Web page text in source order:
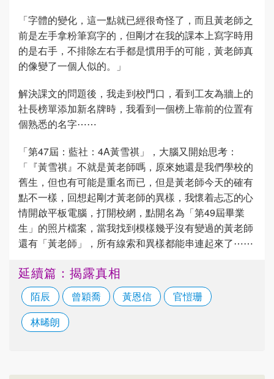
「字體的變化，這一點就已經很奇怪了，而且黃老師之
前是左手拿粉筆寫字的，但剛才在我的課本上寫字時用
的是右手，不排除左右手都是慣用手的可能，黃老師真
的像變了一個人似的。」
解決課文的問題後，我走到校門口，看到工友為牆上的
社長榜單添加新名牌時，我看到一個榜上靠前的位置有
個熟悉的名字⋯⋯
「第47屆：藍社：4A黃雪祺」，大腦又開始思考：
「『黃雪祺』不就是黃老師嗎，原來她還是我們學校的
舊生，但也有可能是重名而已，但是黃老師今天的確有
點不一樣，回想起剛才黃老師的異樣，我懷着忐忑的心
情開啟平板電腦，打開校網，點開名為「第49屆畢業
生」的照片檔案，當我找到模樣幾乎沒有變過的黃老師
還有「黃老師」，所有線索和異樣都能串連起來了⋯⋯
延續篇：揭露真相
陌辰 曾穎喬 黃恩信
官愷珊
林晞朗